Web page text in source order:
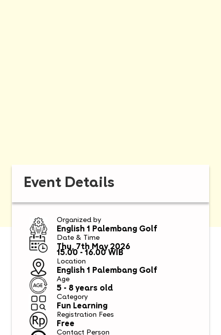
Event Details
Organized by
English 1 Palembang Golf
Date & Time
Thu, 7th May 2026
15.00 - 16.00 WIB
Location
English 1 Palembang Golf
Age
5 - 8 years old
Category
Fun Learning
Registration Fees
Free
Contact Person